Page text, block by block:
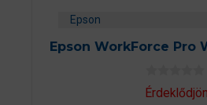
Epson
Epson WorkForce Pro
0
a
Érdeklődjön